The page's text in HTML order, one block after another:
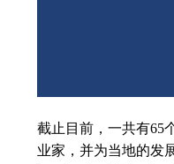
截止目前，一共有65
业家，并为当地的发